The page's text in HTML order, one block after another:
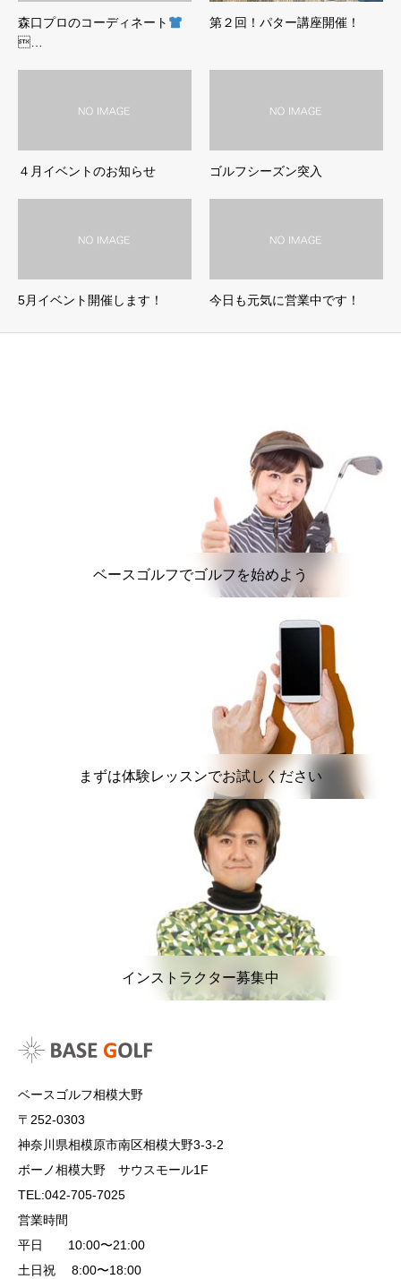
森口プロのコーディネート
…
第２回！パター講座開催！
４月イベントのお知らせ ゴルフシーズン突入
5月イベント開催します！ 今日も元気に営業中です！
ベースゴルフでゴルフを始めよう
まずは体験レッスンでお試しください
インストラクター募集中
ベースゴルフ相模大野
〒252-0303
神奈川県相模原市南区相模大野3-3-2
ボーノ相模大野 サウスモール1F
TEL:042-705-7025
営業時間
平日 10:00〜21:00
土日祝 8:00〜18:00